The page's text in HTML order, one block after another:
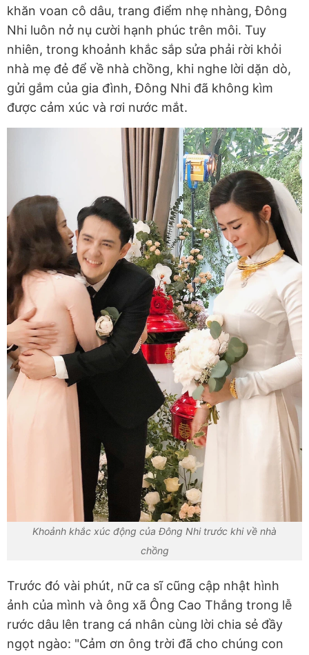
khăn voan cô dâu, trang điểm nhẹ nhàng, Đông
Nhi luôn nở nụ cười hạnh phúc trên môi. Tuy
nhiên, trong khoảnh khắc sắp sửa phải rời khỏi
nhà mẹ đẻ để về nhà chồng, khi nghe lời dặn dò,
gửi gắm của gia đình, Đông Nhi đã không kìm
được cảm xúc và rơi nước mắt.
Khoảnh khắc xúc động của Đông Nhi trước khi về nhà
chồng
Trước đó vài phút, nữ ca sĩ cũng cập nhật hình
ảnh của mình và ông xã Ông Cao Thắng trong lễ
rước dâu lên trang cá nhân cùng lời chia sẻ đầy
ngọt ngào: "Cảm ơn ông trời đã cho chúng con